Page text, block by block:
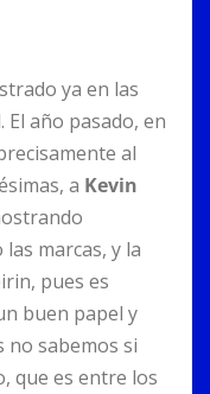
ya en las
año pasado, en
al
a Kevin
marcas, y la
pues es
buen papel y
no sabemos si
que es entre los